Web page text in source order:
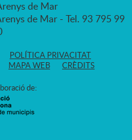
de Mar
de Mar - Tel. 93 795 99
POLÍTICA PRIVACITAT
MAPA WEB CRÈDITS
de: